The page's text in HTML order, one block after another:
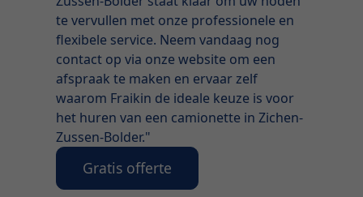
te vervullen met onze professionele en
flexibele service. Neem vandaag nog
contact op via onze website om een
afspraak te maken en ervaar zelf
waarom Fraikin de ideale keuze is voor
het huren van een camionette in Zichen-
Zussen-Bolder."
Gratis offerte